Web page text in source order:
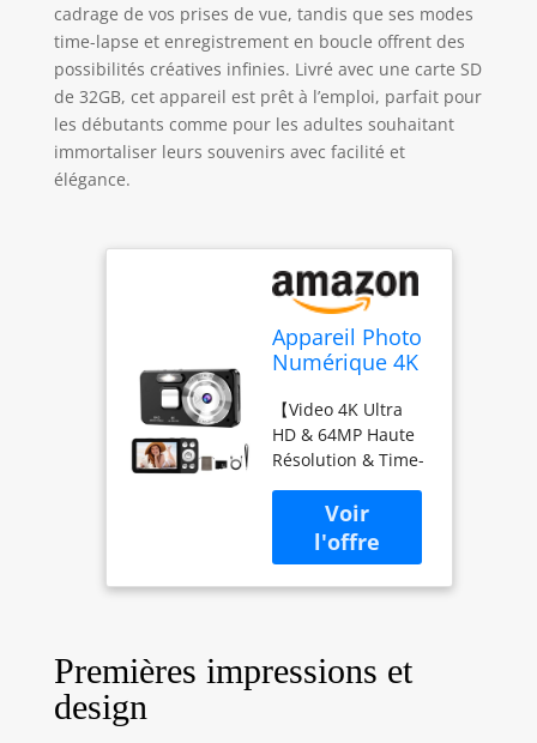
cadrage de vos prises de vue, tandis que ses modes
time-lapse et enregistrement en boucle offrent des
possibilités créatives infinies. Livré avec une carte SD
de 32GB, cet appareil est prêt à l’emploi, parfait pour
les débutants comme pour les adultes souhaitant
immortaliser leurs souvenirs avec facilité et
élégance.
Appareil Photo
Numérique 4K
18x, Autofocus,
Time-Lapse,
Écran 2.8''
Rechargeable，
Webcam, Trou
pour trépied,
Carte SD 32GB,
Idéal pour
Voyages
【Video 4K Ultra
HD & 64MP Haute
Résolution & Time-
Spécialement
conçu pour les
débutants, cet
appareil photo
facilement des
vidéos 4K et des
Premières impressions et
design